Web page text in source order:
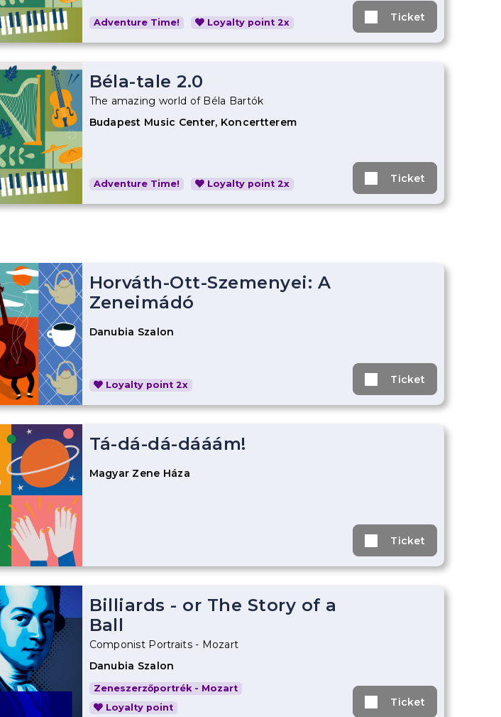
Adventure Time! Loyalty point 2x Ticket
Béla-tale 2.0
The amazing world of Béla Bartók
Budapest Music Center, Koncertterem
Adventure Time! Loyalty point 2x Ticket
Horváth-Ott-Szemenyei: A
Zeneimádó
Danubia Szalon
Loyalty point 2x Ticket
Tá-dá-dá-dááám!
Magyar Zene Háza
Ticket
Billiards - or The Story of a
Ball
Componist Portraits - Mozart
Danubia Szalon
Zeneszerzőportrék - Mozart
Loyalty point
Ticket